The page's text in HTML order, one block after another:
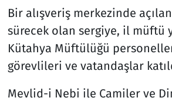
Bir alışveriş merkezinde
sürecek olan sergiye, il müftü
Kütahya Müftülüğü
görevlileri ve vatandaşlar
Mevlid-i Nebi ile Camiler ve
Seçim 2023
Spor